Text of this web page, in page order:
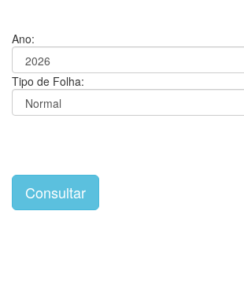
Ano:
Tipo de Folha: